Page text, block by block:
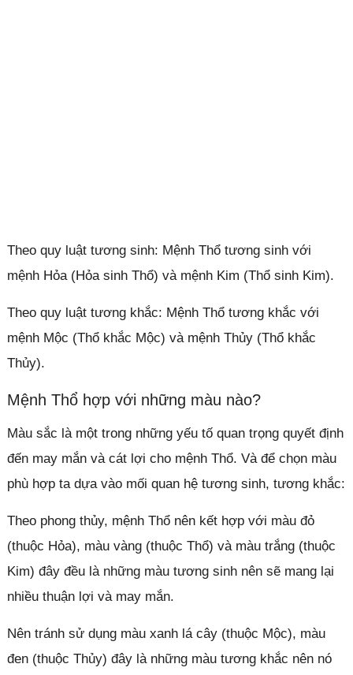
Theo quy luật tương sinh: Mệnh Thổ tương sinh với
mệnh Hỏa (Hỏa sinh Thổ) và mệnh Kim (Thổ sinh Kim).
Theo quy luật tương khắc: Mệnh Thổ tương khắc với
mệnh Mộc (Thổ khắc Mộc) và mệnh Thủy (Thổ khắc
Thủy).
Mệnh Thổ hợp với những màu nào?
Màu sắc là một trong những yếu tố quan trọng quyết định
đến may mắn và cát lợi cho mệnh Thổ. Và để chọn màu
phù hợp ta dựa vào mối quan hệ tương sinh, tương khắc:
Theo phong thủy, mệnh Thổ nên kết hợp với màu đỏ
(thuộc Hỏa), màu vàng (thuộc Thổ) và màu trắng (thuộc
Kim) đây đều là những màu tương sinh nên sẽ mang lại
nhiều thuận lợi và may mắn.
Nên tránh sử dụng màu xanh lá cây (thuộc Mộc), màu
đen (thuộc Thủy) đây là những màu tương khắc nên nó